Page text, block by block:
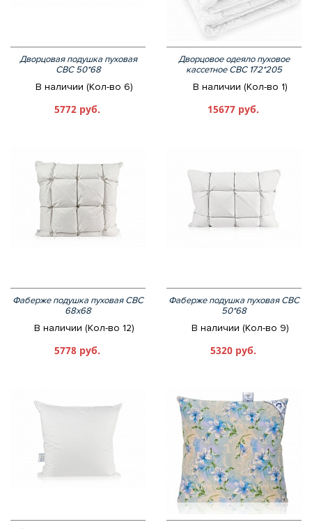
Дворцовая подушка пуховая
СВС 50*68
В наличии (Кол-во 6)
5772 руб.
Дворцовое одеяло пуховое
кассетное СВС 172*205
В наличии (Кол-во 1)
15677 руб.
Фаберже подушка пуховая СВС
68х68
В наличии (Кол-во 12)
5778 руб.
Фаберже подушка пуховая СВС
50*68
В наличии (Кол-во 9)
5320 руб.